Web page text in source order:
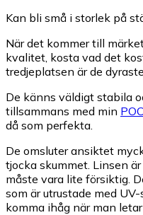
Kan bli små i storlek på
När det kommer till
kvalitet, kosta vad det
tredjeplatsen är de
De känns väldigt stabila
tillsammans med min
då som perfekta.
De omsluter ansiktet
tjocka skummet. Linsen
måste vara lite försiktig.
som är utrustade med
komma ihåg när man